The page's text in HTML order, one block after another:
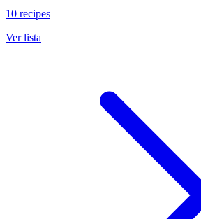
10 recipes
Ver lista